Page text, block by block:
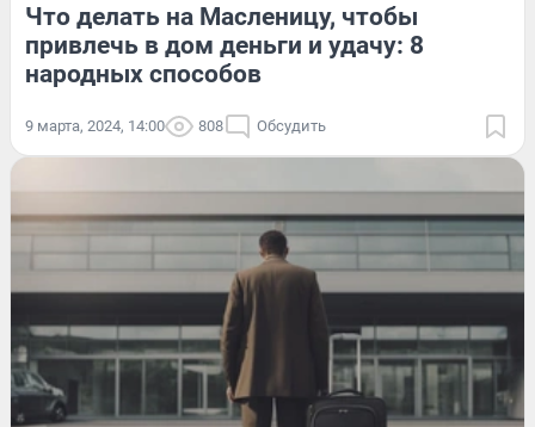
Что делать на Масленицу, чтобы
привлечь в дом деньги и удачу: 8
народных способов
9 марта, 2024, 14:00 808 Обсудить